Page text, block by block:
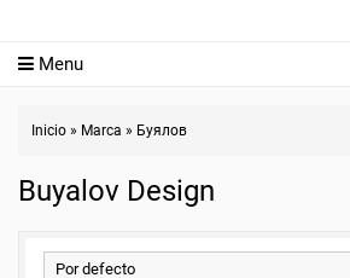
Menu
Inicio » Marca » Буялов
Buyalov Design